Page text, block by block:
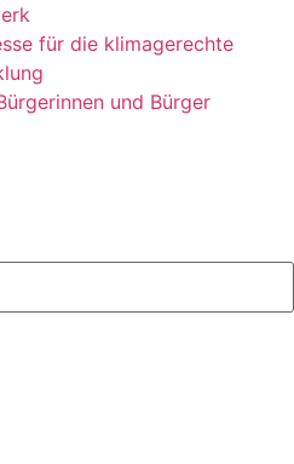
für die klimagerechte
und Bürger